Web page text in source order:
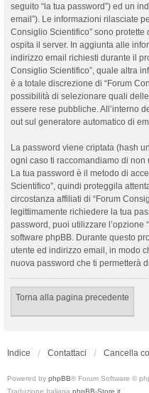
seguito “la tua password”) ed un
email”). Le informazioni rilasciate
Consiglio Scientifico” sono
ospita il server. In aggiunta alle
indirizzo email richiesti durante il
Consiglio Scientifico”, quale altra
è a totale discrezione di “Forum
possibilità di selezionare quali
essere rese pubbliche. All’interno
out sul generatore automatico di
La password viene criptata (hash
ogni caso ti raccomandiamo di
La tua password è il metodo di
Scientifico”, quindi proteggila
circostanza affiliati di “Forum
legittimamente richiedere la tua
password, puoi utilizzare l’opzione
software phpBB. Durante questo
utente ed indirizzo email, in modo
nuova password che ti permetterà
Torna alla pagina precedente
Indice Contattaci Cancella
Powered by phpBB® Forum Software ©
Traduzione Italiana phpBB-Store.it